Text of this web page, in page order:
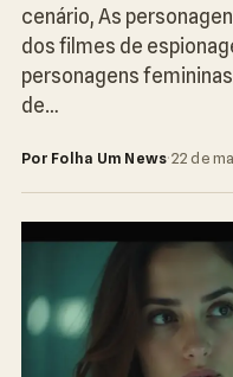
cenário, As
dos filmes de
personagens
de…
Por Folha Um News·22 de